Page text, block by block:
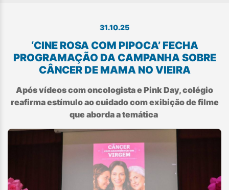
31.10.25
‘CINE ROSA COM PIPOCA’ FECHA
PROGRAMAÇÃO DA CAMPANHA SOBRE
CÂNCER DE MAMA NO VIEIRA
Após vídeos com oncologista e Pink Day, colégio
reafirma estímulo ao cuidado com exibição de filme
que aborda a temática